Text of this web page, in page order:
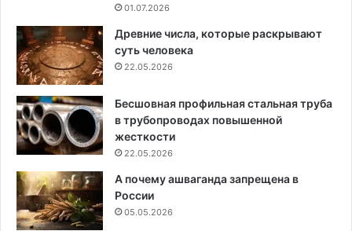
01.07.2026
Древние числа, которые раскрывают
суть человека
22.05.2026
Бесшовная профильная стальная труба
в трубопроводах повышенной
жесткости
22.05.2026
А почему ашваганда запрещена в
России
05.05.2026